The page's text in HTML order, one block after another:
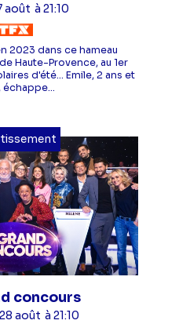
août à 21:10
2023 dans ce hameau
Haute-Provence, au 1er
d'été... Emile, 2 ans et
échappe...
concours
août à 21:10